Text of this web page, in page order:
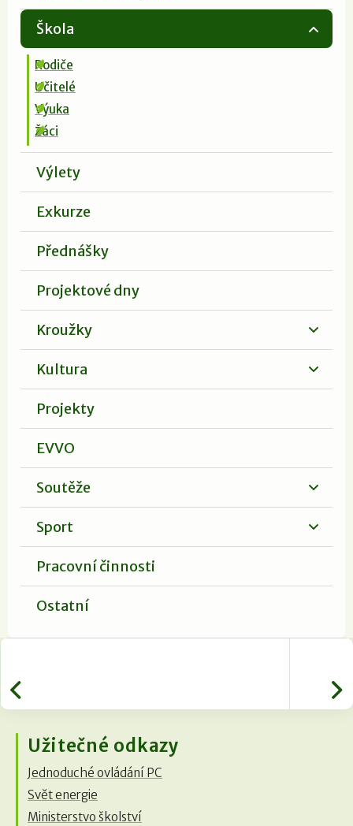
Škola
Rodiče
Učitelé
Výuka
Žáci
Výlety
Exkurze
Přednášky
Projektové dny
Kroužky
Kultura
Projekty
EVVO
Soutěže
Sport
Pracovní činnosti
Ostatní
Užitečné odkazy
Jednoduché ovládání PC
Svět energie
Ministerstvo školství